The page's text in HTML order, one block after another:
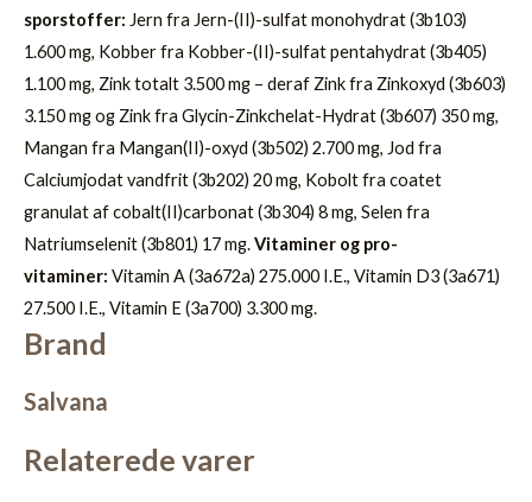
sporstoffer: Jern fra Jern-(II)-sulfat monohydrat (3b103)
1.600 mg, Kobber fra Kobber-(II)-sulfat pentahydrat (3b405)
1.100 mg, Zink totalt 3.500 mg – deraf Zink fra Zinkoxyd (3b603)
3.150 mg og Zink fra Glycin-Zinkchelat-Hydrat (3b607) 350 mg,
Mangan fra Mangan(II)-oxyd (3b502) 2.700 mg, Jod fra
Calciumjodat vandfrit (3b202) 20 mg, Kobolt fra coatet
granulat af cobalt(II)carbonat (3b304) 8 mg, Selen fra
Natriumselenit (3b801) 17 mg.Vitaminer og pro-
vitaminer: Vitamin A (3a672a) 275.000 I.E., Vitamin D3 (3a671)
27.500 I.E., Vitamin E (3a700) 3.300 mg.
Brand
Salvana
Relaterede varer